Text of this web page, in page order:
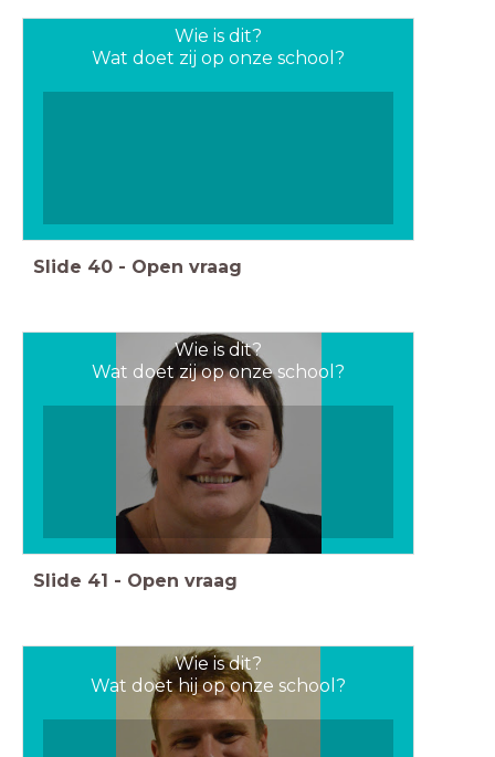
Wie is dit?
Wat doet zij op onze school?
Slide 40 - Open vraag
Wie is dit?
Wat doet zij op onze school?
Slide 41 - Open vraag
Wie is dit?
Wat doet hij op onze school?